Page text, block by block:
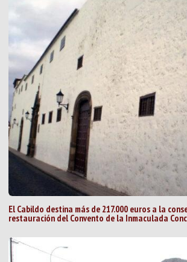
El Cabildo destina más de 217.000 euros a la
restauración del Convento de la Inmaculada